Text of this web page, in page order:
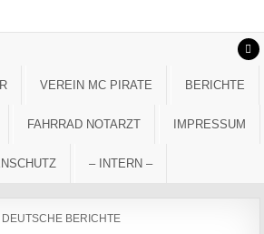
VEREIN MC PIRATE BERICHTE
FAHRRAD NOTARZT IMPRESSUM
– INTERN –
POSTED IN
DEUTSCHE BERICHTE